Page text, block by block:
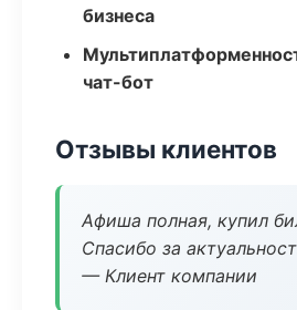
бизнеса
чат-бот
Отзывы клиентов
Афиша полная, купил
Спасибо за
— Клиент компании